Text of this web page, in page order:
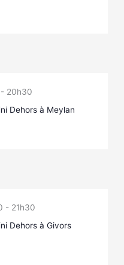
Dehors à Meylan
20h30
Dehors à Givors
- 21h30